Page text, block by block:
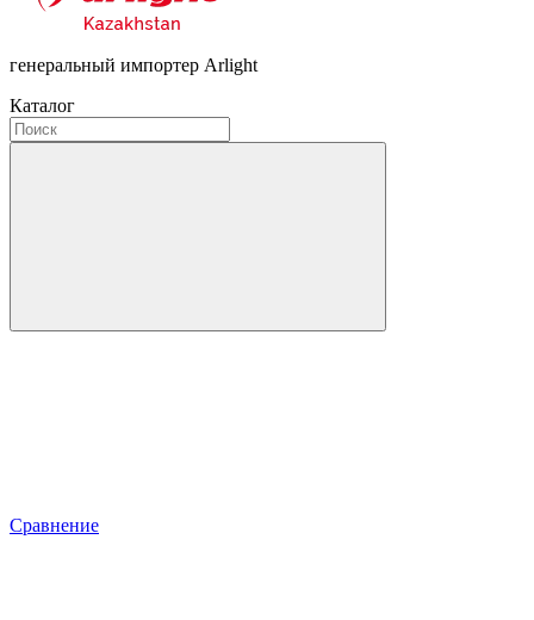
генеральный импортер Arlight
Каталог
Сравнение